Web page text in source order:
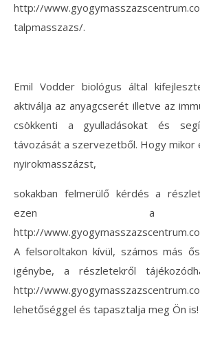
http://
talpmasszazs/.
Emil Vodder biológus által
aktiválja az anyagcserét illetve az
csökkenti a gyulladásokat és
távozását a szervezetből. Hogy mikor
nyirokmasszázst,
sokakban felmerülő kérdés a
ezen a
http://
A felsoroltakon kívül, számos más
igénybe, a részletekről
http://
lehetőséggel és tapasztalja meg Ön is!